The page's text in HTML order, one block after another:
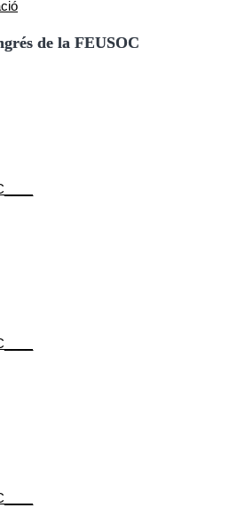
de la FEUSOC